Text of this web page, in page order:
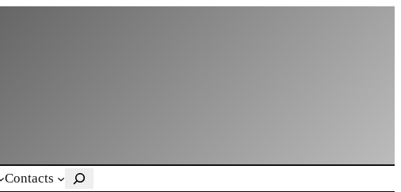
Contacts Rechercher